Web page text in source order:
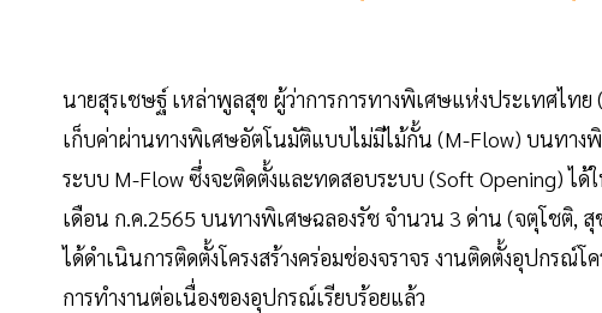
นายสุรเชษฐ์ เหล่าพูลสุข ผู้ว่าการการทางพิเศษแห่งประเทศไท
เก็บค่าผ่านทางพิเศษอัตโนมัติแบบไม่มีไม้กั้น (M-Flow) บนทาง
ระบบ M-Flow ซึ่งจะติดตั้งและทดสอบระบบ (Soft Opening) ได้
เดือน ก.ค.2565 บนทางพิเศษฉลองรัช จำนวน 3 ด่าน (จตุโชติ,
ได้ดำเนินการติดตั้งโครงสร้างคร่อมช่องจราจร งานติดตั้งอุปกรณ์
การทำงานต่อเนื่องของอุปกรณ์เรียบร้อยแล้ว